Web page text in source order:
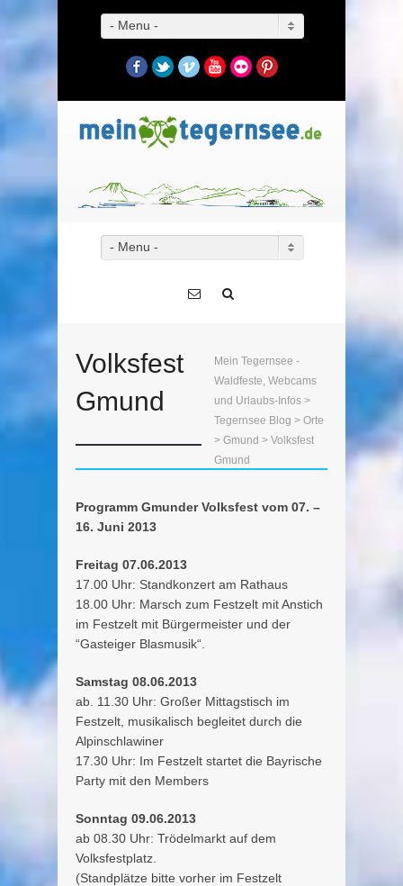
- Menu -
Facebook
TwitterVimeoYouTube
FlickrPinterest
- Menu -
Volksfest
Gmund
Mein Tegernsee -
Waldfeste, Webcams
und Urlaubs-Infos >
Tegernsee Blog > Orte
> Gmund > Volksfest
Gmund
Programm Gmunder Volksfest vom 07. –
16. Juni 2013
Freitag 07.06.2013
17.00 Uhr: Standkonzert am Rathaus
18.00 Uhr: Marsch zum Festzelt mit Anstich
im Festzelt mit Bürgermeister und der
“Gasteiger Blasmusik“.
Samstag 08.06.2013
ab. 11.30 Uhr: Großer Mittagstisch im
Festzelt, musikalisch begleitet durch die
Alpinschlawiner
17.30 Uhr: Im Festzelt startet die Bayrische
Party mit den Members
Sonntag 09.06.2013
ab 08.30 Uhr: Trödelmarkt auf dem
Volksfestplatz.
(Standplätze bitte vorher im Festzelt